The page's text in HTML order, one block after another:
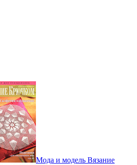
Мода и модель Вязание